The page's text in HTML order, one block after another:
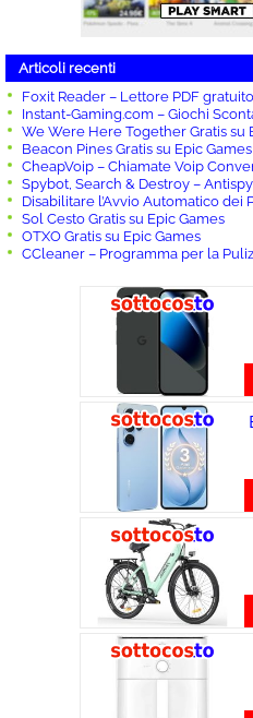
Articoli recenti
Foxit Reader – Lettore PDF gratuito
Instant-Gaming.com – Giochi
We Were Here Together Gratis su
Beacon Pines Gratis su Epic Games
CheapVoip – Chiamate Voip
Spybot, Search & Destroy –
Disabilitare l’Avvio Automatico
Sol Cesto Gratis su Epic Games
OTXO Gratis su Epic Games
CCleaner – Programma per la